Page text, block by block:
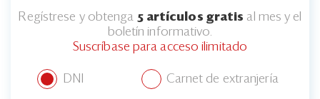
Regístrese y obtenga 5 artículos gratis al mes y el
boletín informativo.
Suscríbase para acceso ilimitado
DNI Carnet de extranjería